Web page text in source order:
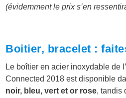
(évidemment le prix s’en
Boitier, bracelet :
Le boîtier en acier inoxydable de
Connected 2018 est disponible
noir, bleu, vert et or rose, tandis